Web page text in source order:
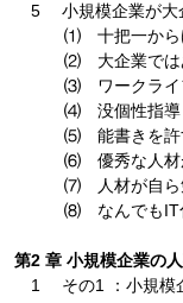
5 小規模企業が大
⑴ 十把一からげ
⑵ 大企業ではあい
⑶ ワークライフバ
⑷ 没個性指導：エ
⑸ 能書きを許す
⑹ 優秀な人材が
⑺ 人材が自ら勉強
⑻ なんでもIT化
第2 章 小規模企業の
1 その1 ：小規模企